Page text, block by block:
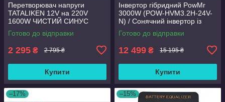
Перетворювач напруги
TATALIKEN 12V на 220V
1600W ЧИСТИЙ СИНУС
ІНВЕРТОР
Готово до відправки
2 295 ₴ 2 795 ₴
Купити
Інвертор гібридний PowMr
3000W (POW-HVM3.2H-24V-
N) / Сонячний інвертор із
чистою синусоїдою
Готово до відправки
12 499 ₴ 15 195 ₴
Купити
–17% –15%